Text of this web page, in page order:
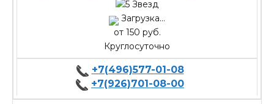
Загрузка...
от 150 руб.
Круглосуточно
+7(496)577-01-08
+7(926)701-08-00